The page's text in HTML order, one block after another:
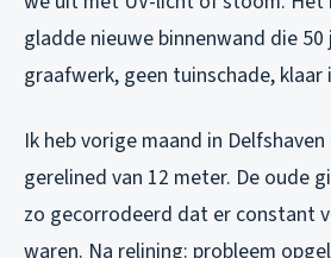
gladde nieuwe binnenwand die 50
graafwerk, geen tuinschade, klaar
Ik heb vorige maand in
gerelined van 12 meter. De oude
zo gecorrodeerd dat er constant
waren. Na relining: probleem